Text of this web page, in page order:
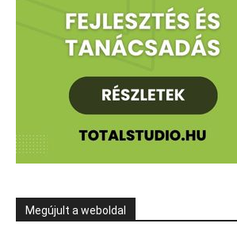
Megújult a weboldal